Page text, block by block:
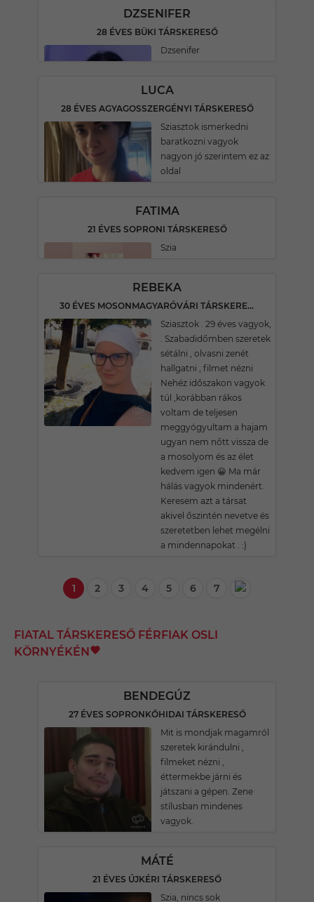
DZSENIFER
28 ÉVES BÜKI TÁRSKERESŐ
Dzsenifer
LUCA
28 ÉVES AGYAGOSSZERGÉNYI TÁRSKERESŐ
Sziasztok ismerkedni
baratkozni vagyok
nagyon jó szerintem ez az
oldal
FATIMA
21 ÉVES SOPRONI TÁRSKERESŐ
Szia
REBEKA
30 ÉVES MOSONMAGYARÓVÁRI TÁRSKERESŐ
Sziasztok . 29 éves vagyok,
. Szabadidőmben szeretek
sétálni , olvasni zenét
hallgatni , filmet nézni
Nehéz időszakon vagyok
túl ,korábban rákos
voltam de teljesen
meggyógyultam a hajam
ugyan nem nőtt vissza de
a mosolyom és az élet
kedvem igen 😀 Ma már
hálás vagyok mindenért.
Keresem azt a társat
akivel őszintén nevetve és
szeretetben lehet megélni
a mindennapokat . :)
1 2 3 4 5 6 7
FIATAL TÁRSKERESŐ FÉRFIAK OSLI
KÖRNYÉKÉN
BENDEGÚZ
27 ÉVES SOPRONKŐHIDAI TÁRSKERESŐ
Mit is mondjak magamról
szeretek kirándulni ,
filmeket nézni ,
éttermekbe járni és
játszani a gépen. Zene
stílusban mindenes
vagyok.
MÁTÉ
21 ÉVES ÚJKÉRI TÁRSKERESŐ
Szia, nincs sok